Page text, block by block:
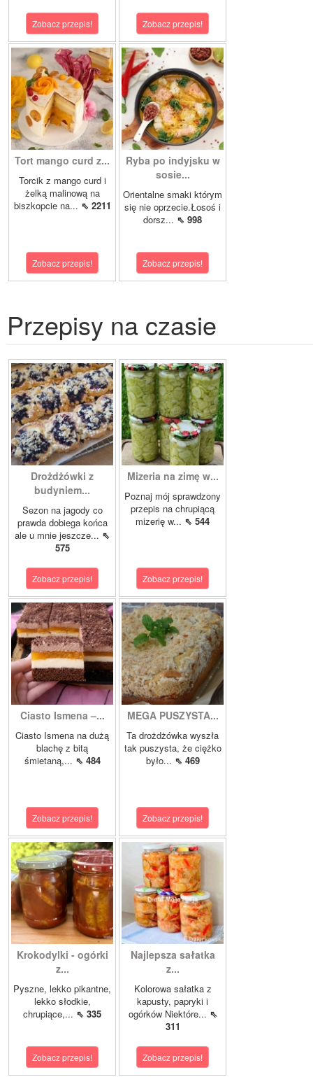
Zobacz przepis! Zobacz przepis!
Tort mango curd z...
Torcik z mango curd i
żelką malinową na
biszkopcie na... ⇖ 2211
Zobacz przepis!
Ryba po indyjsku w
sosie...
Orientalne smaki którym
się nie oprzecie.Łosoś i
dorsz... ⇖ 998
Zobacz przepis!
Przepisy na czasie
Drożdżówki z
budyniem...
Sezon na jagody co
prawda dobiega końca
ale u mnie jeszcze... ⇖
575
Zobacz przepis!
Mizeria na zimę w...
Poznaj mój sprawdzony
przepis na chrupiącą
mizerię w... ⇖ 544
Zobacz przepis!
Ciasto Ismena –...
Ciasto Ismena na dużą
blachę z bitą
śmietaną,... ⇖ 484
Zobacz przepis!
MEGA PUSZYSTA...
Ta drożdżówka wyszła
tak puszysta, że ciężko
było... ⇖ 469
Zobacz przepis!
Krokodylki - ogórki
z...
Pyszne, lekko pikantne,
lekko słodkie,
chrupiące,... ⇖ 335
Zobacz przepis!
Najlepsza sałatka
z...
Kolorowa sałatka z
kapusty, papryki i
ogórków Niektóre... ⇖
311
Zobacz przepis!